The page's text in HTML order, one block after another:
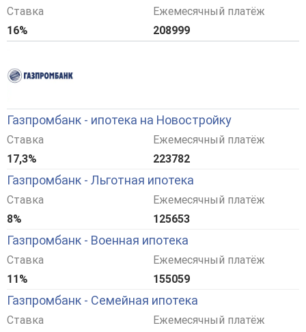
Ставка
16%
Ежемесячный платёж
208999
Газпромбанк - ипотека на Новостройку
Ставка
17,3%
Ежемесячный платёж
223782
Газпромбанк - Льготная ипотека
Ставка
8%
Ежемесячный платёж
125653
Газпромбанк - Военная ипотека
Ставка
11%
Ежемесячный платёж
155059
Газпромбанк - Семейная ипотека
Ставка
Ежемесячный платёж